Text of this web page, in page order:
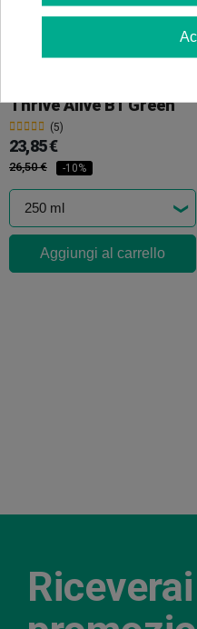
Thrive Alive B1 Green
(5)
23,85 €
26,50 € -10%
Aggiungi al carrello